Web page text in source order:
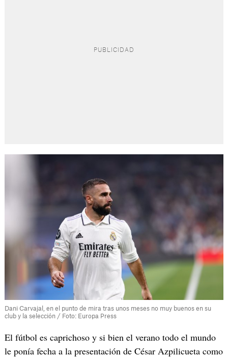
Dani Carvajal, en el punto de mira tras unos meses no muy buenos en su
club y la selección / Foto: Europa Press
El fútbol es caprichoso y si bien el verano todo el mundo
le ponía fecha a la presentación de César Azpilicueta como